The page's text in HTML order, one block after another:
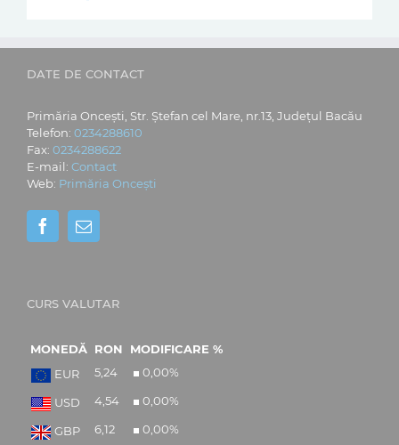
DATE DE CONTACT
Primăria Oncești, Str. Ștefan cel Mare, nr.13, Județul Bacău
Telefon: 0234288610
Fax: 0234288622
E-mail: Contact
Web: Primăria Oncești
CURS VALUTAR
MONEDĂ RON
MODIFICARE %
EUR
5,24 0,00%
USD 4,54 0,00%
GBP 6,12 0,00%